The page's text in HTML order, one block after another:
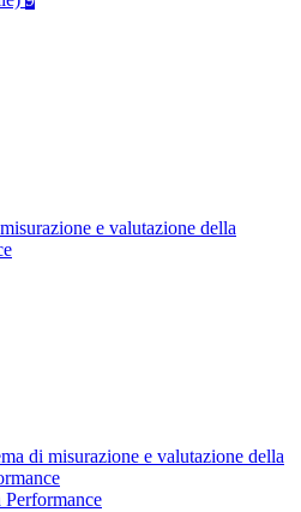
e valutazione della
di misurazione e valutazione della
Performance